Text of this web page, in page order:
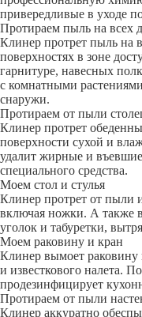
привередливые в уходе
Протираем пыль на всех
Клинер протрет пыль на
поверхностях в зоне
гарнитуре, навесных
с комнатными
снаружи.
Протираем от пыли
Клинер протрет
поверхности сухой и
удалит жирные и
специального средства.
Моем стол и стулья
Клинер протрет от пыли
включая ножки. А также
уголок и табуретки,
Моем раковину и кран
Клинер вымоет раковину
и известкового налета.
продезинфицирует
Протираем от пыли
Клинер аккуратно